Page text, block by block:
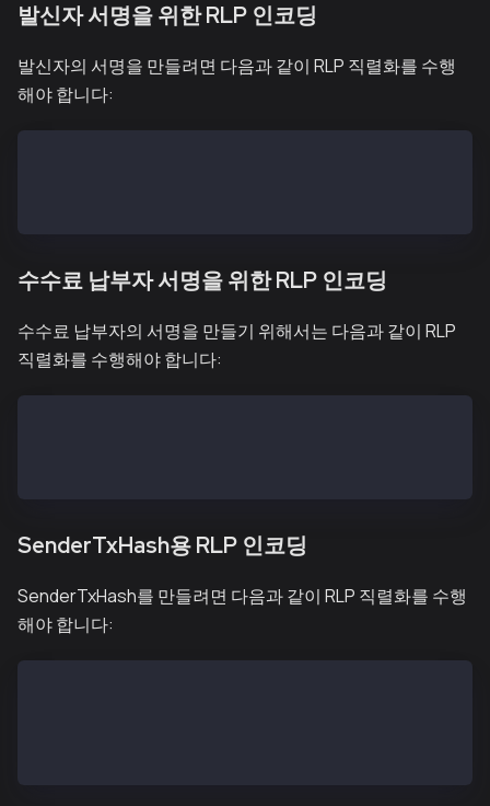
발신자 서명을 위한 RLP 인코딩
발신자의 서명을 만들려면 다음과 같이 RLP 직렬화를 수행
해야 합니다:
수수료 납부자 서명을 위한 RLP 인코딩
수수료 납부자의 서명을 만들기 위해서는 다음과 같이 RLP
직렬화를 수행해야 합니다:
SenderTxHash용 RLP 인코딩
SenderTxHash를 만들려면 다음과 같이 RLP 직렬화를 수행
해야 합니다: